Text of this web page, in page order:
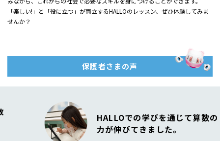
「楽しい!」と「役に立つ」が両立するHALLOのレッスン、ぜひ体験してみま
せんか？
保護者さまの声
HALLOでの学びを通じて算数の
力が伸びてきました。